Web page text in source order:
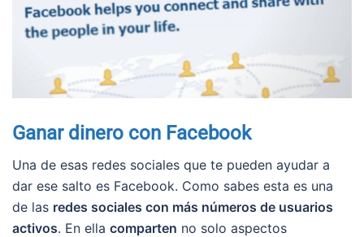
Ganar dinero con Facebook
Una de esas redes sociales que te pueden ayudar a
dar ese salto es Facebook. Como sabes esta es una
de las redes sociales con más números de usuarios
activos. En ella comparten no solo aspectos